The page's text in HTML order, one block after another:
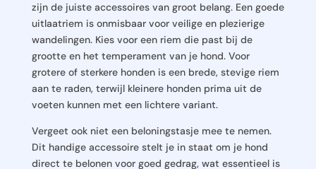
zijn de juiste accessoires van groot belang. Een goede
uitlaatriem is onmisbaar voor veilige en plezierige
wandelingen. Kies voor een riem die past bij de
grootte en het temperament van je hond. Voor
grotere of sterkere honden is een brede, stevige riem
aan te raden, terwijl kleinere honden prima uit de
voeten kunnen met een lichtere variant.
Vergeet ook niet een beloningstasje mee te nemen.
Dit handige accessoire stelt je in staat om je hond
direct te belonen voor goed gedrag, wat essentieel is